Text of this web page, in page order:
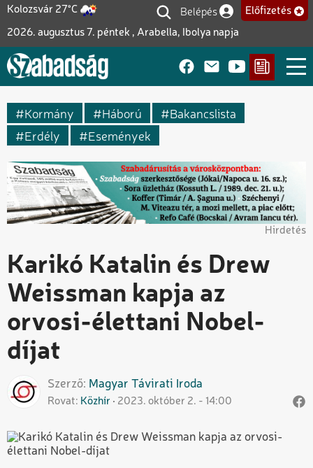
Ugrás
tartalomra
Kolozsvár 27°C
2026. augusztus 7. péntek , Arabella, Ibolya napja
Felhasználói fiók
Belépés Előfizetés
Kormány Háború
Bakancslista
Erdély
Események
Hirdetés
Karikó Katalin és Drew
Weissman kapja az
orvosi-élettani Nobel-
díjat
Szerző Magyar Távirati Iroda
Rovat Közhír 2023. október 2. - 14:00